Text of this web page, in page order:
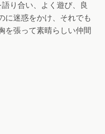
り合い、よく遊び、良
に迷惑をかけ、それでも
を張って素晴らしい仲間